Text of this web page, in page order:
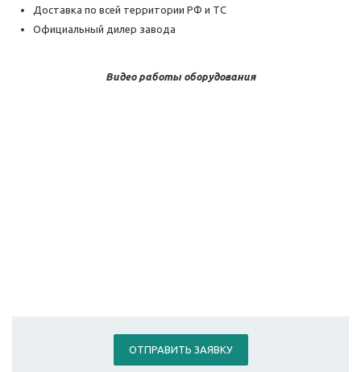
Доставка по всей территории РФ и ТС
Официальный дилер завода
Видео работы оборудования
ОТПРАВИТЬ ЗАЯВКУ